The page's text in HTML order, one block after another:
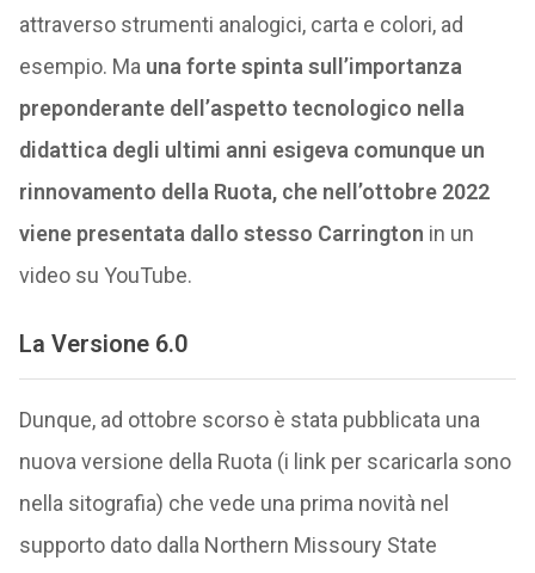
attraverso strumenti analogici, carta e colori, ad
esempio. Ma una forte spinta sull’importanza
preponderante dell’aspetto tecnologico nella
didattica degli ultimi anni esigeva comunque un
rinnovamento della Ruota, che nell’ottobre 2022
viene presentata dallo stesso Carrington in un
video su YouTube.
La Versione 6.0
Dunque, ad ottobre scorso è stata pubblicata una
nuova versione della Ruota (i link per scaricarla sono
nella sitografia) che vede una prima novità nel
supporto dato dalla Northern Missoury State